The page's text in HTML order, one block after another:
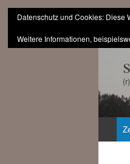
Inhalt
Datenschutz und Cookies: Diese
Weitere Informationen,